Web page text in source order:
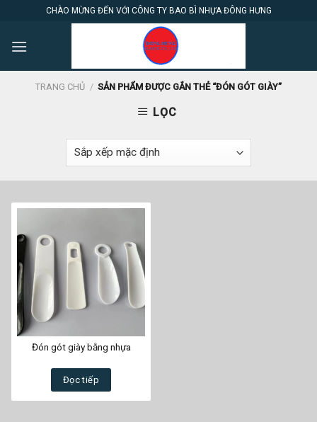
content
CHÀO MỪNG ĐẾN VỚI CÔNG TY BAO BÌ NHỰA ĐÔNG HƯNG
TRANG CHỦ / SẢN PHẨM ĐƯỢC GẮN THẺ “ĐÓN GÓT GIÀY”
LỌC
Đón gót giày bằng nhựa
Đọc tiếp